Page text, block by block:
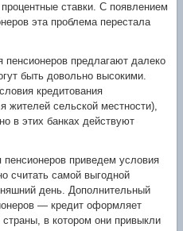
ставки. С появлением
эта проблема перестала
пенсионеров предлагают далеко
быть довольно высокими.
кредитования
жителей сельской местности),
в этих банках действуют
пенсионеров приведем условия
считать самой выгодной
день. Дополнительный
— кредит оформляет
в котором они привыкли